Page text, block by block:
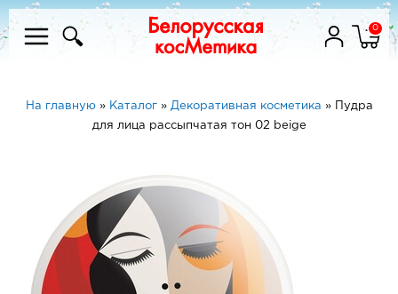
0
На главную» Каталог» Декоративная косметика »
Пудра
для лица рассыпчатая тон 02 beige